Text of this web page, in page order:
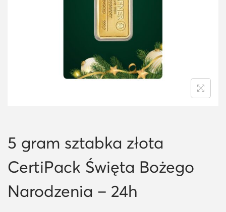
i
o
n
5 gram sztabka złota
CertiPack Święta Bożego
Narodzenia – 24h